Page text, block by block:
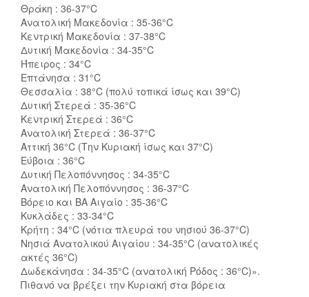
Θράκη : 36-37°C
Ανατολική Μακεδονία : 35-36°C
Κεντρική Μακεδονία : 37-38°C
Δυτική Μακεδονία : 34-35°C
Ήπειρος : 34°C
Επτάνησα : 31°C
Θεσσαλία : 38°C (πολύ τοπικά ίσως και 39°C)
Δυτική Στερεά : 35-36°C
Κεντρική Στερεά : 36°C
Ανατολική Στερεά : 36-37°C
Αττική 36°C (Την Κυριακή ίσως και 37°C)
Εύβοια : 36°C
Δυτική Πελοπόννησος : 34-35°C
Ανατολική Πελοπόννησος : 36-37°C
Βόρειο και ΒΑ Αιγαίο : 35-36°C
Κυκλάδες : 33-34°C
Κρήτη : 34°C (νότια πλευρά του νησιού 36-37°C)
Νησιά Ανατολικού Αιγαίου : 34-35°C (ανατολικές
ακτές 36°C)
Δωδεκάνησα : 34-35°C (ανατολική Ρόδος : 36°C)».
Πιθανό να βρέξει την Κυριακή στα βόρεια